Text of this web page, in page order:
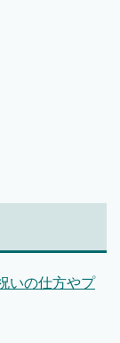
いの仕方やプ